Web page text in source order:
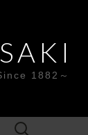
1882～
検